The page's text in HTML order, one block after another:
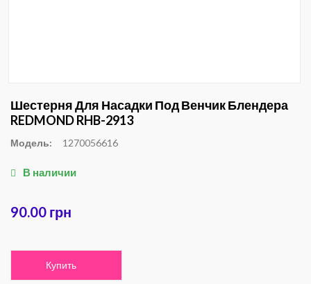
Шестерня Для Насадки Под Венчик Блендера
REDMOND RHB-2913
Модель: 1270056616
В наличии
90.00 грн
Купить